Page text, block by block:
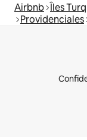
Airbnb Îles
Providenciales